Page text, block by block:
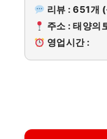
리뷰 : 651개
주소 : 태양의
영업시간 :